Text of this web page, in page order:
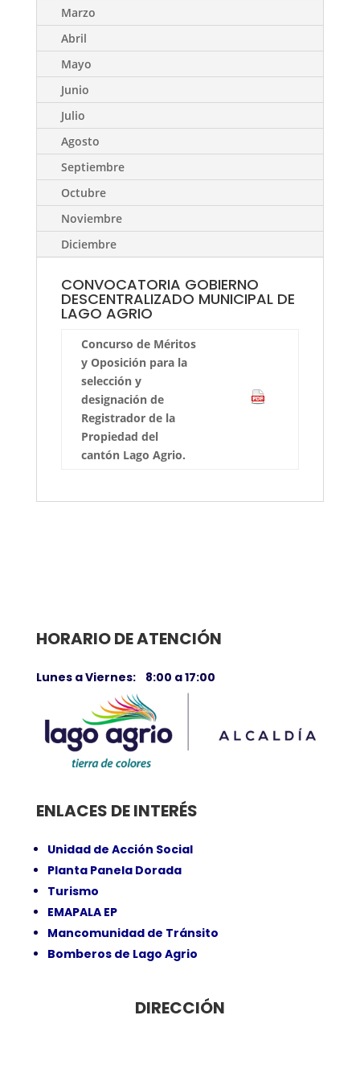
Marzo
Abril
Mayo
Junio
Julio
Agosto
Septiembre
Octubre
Noviembre
Diciembre
CONVOCATORIA GOBIERNO
DESCENTRALIZADO MUNICIPAL DE
LAGO AGRIO
Concurso de Méritos
y Oposición para la
selección y
designación de
Registrador de la
Propiedad del
cantón Lago Agrio.
HORARIO DE ATENCIÓN
Lunes a Viernes: 8:00 a 17:00
ENLACES DE INTERÉS
Unidad de Acción Social
Planta Panela Dorada
Turismo
EMAPALA EP
Mancomunidad de Tránsito
Bomberos de Lago Agrio
DIRECCIÓN